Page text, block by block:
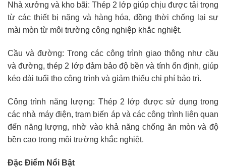
Nhà xưởng và kho bãi: Thép 2 lớp giúp chịu được tải trọng
từ các thiết bị nặng và hàng hóa, đồng thời chống lại sự
mài mòn từ môi trường công nghiệp khắc nghiệt.
Cầu và đường: Trong các công trình giao thông như cầu
và đường, thép 2 lớp đảm bảo độ bền và tính ổn định, giúp
kéo dài tuổi thọ công trình và giảm thiểu chi phí bảo trì.
Công trình năng lượng: Thép 2 lớp được sử dụng trong
các nhà máy điện, trạm biến áp và các công trình liên quan
đến năng lượng, nhờ vào khả năng chống ăn mòn và độ
bền cao trong môi trường khắc nghiệt.
Đặc Điểm Nổi Bật